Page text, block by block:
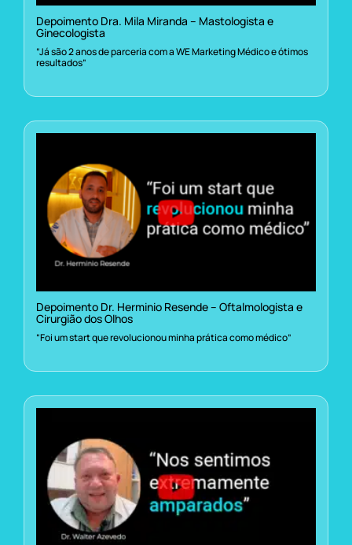
Depoimento Dra. Mila Miranda – Mastologista e
Ginecologista
“Já são 2 anos de parceria com a WE Marketing Médico e ótimos
resultados”
Depoimento Dr. Herminio Resende – Oftalmologista e
Cirurgião dos Olhos
“Foi um start que revolucionou minha prática como médico”